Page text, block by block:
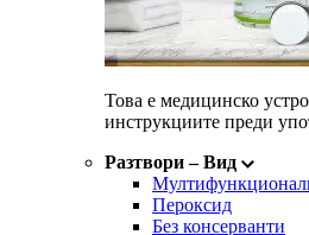
Това е медицинско
инструкциите преди
Разтвори–Вид
Пероксид
Без консерванти